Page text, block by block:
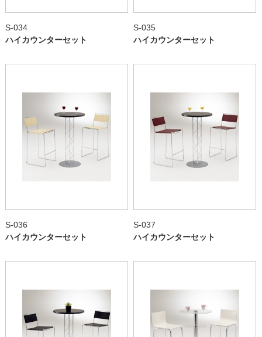
S-034
ハイカウンターセット
S-035
ハイカウンターセット
S-036
ハイカウンターセット
S-037
ハイカウンターセット